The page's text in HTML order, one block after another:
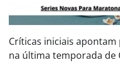
Críticas iniciais
na última temporada de